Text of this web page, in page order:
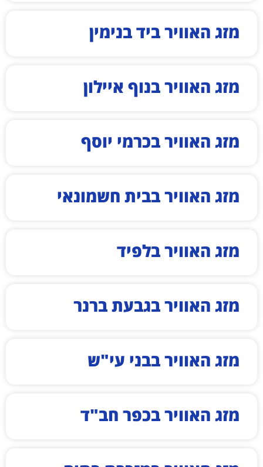
מזג האוויר ביד בנימין
מזג האוויר בנוף איילון
מזג האוויר בכרמי יוסף
מזג האוויר בבית חשמונאי
מזג האוויר בלפיד
מזג האוויר בגבעת ברנר
מזג האוויר בבני עי"ש
מזג האוויר בכפר חב"ד